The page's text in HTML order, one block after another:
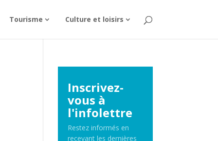
Tourisme Culture et loisirs
Inscrivez-
vous à
l'infolettre
Restez informés en
recevant les dernières